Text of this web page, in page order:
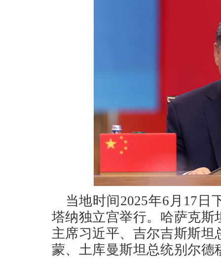
当地时间2025年6月17
塔纳独立宫举行。哈萨克
主席习近平、吉尔吉斯斯
蒙、土库曼斯坦总统别尔